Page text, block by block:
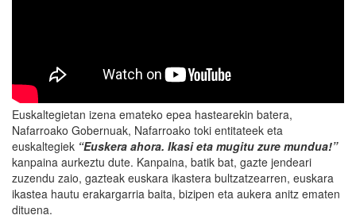
Euskaltegietan izena emateko epea hastearekin batera,
Nafarroako Gobernuak, Nafarroako toki entitateek eta
euskaltegiek “Euskera ahora. Ikasi eta mugitu zure mundua!”
kanpaina aurkeztu dute. Kanpaina, batik bat, gazte jendeari
zuzendu zaio, gazteak euskara ikastera bultzatzearren, euskara
ikastea hautu erakargarria baita, bizipen eta aukera anitz ematen
dituena.